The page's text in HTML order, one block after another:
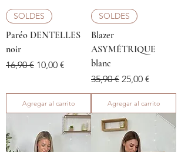
SOLDES
Paréo DENTELLES
noir
Precio
16,90 € Precio de oferta
10,00 €
Agregar al carrito
SOLDES
Blazer
ASYMÉTRIQUE
blanc
Precio
35,90 € Precio de oferta
25,00 €
Agregar al carrito